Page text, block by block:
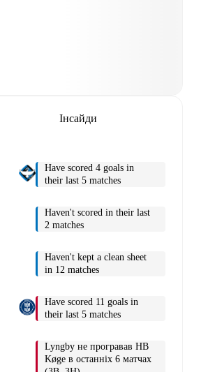
Інсайди
Have scored 4 goals in
their last 5 matches
Haven't scored in their last
2 matches
Haven't kept a clean sheet
in 12 matches
Have scored 11 goals in
their last 5 matches
Lyngby не програвав HB
Køge в останніх 6 матчах